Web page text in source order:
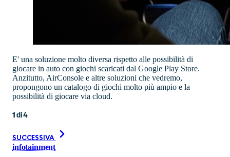
E' una soluzione molto diversa rispetto alle possibilità di
giocare in auto con giochi scaricati dal Google Play Store.
Anzitutto, AirConsole e altre soluzioni che vedremo,
propongono un catalogo di giochi molto più ampio e la
possibilità di giocare via cloud.
1di4
SUCCESSIVA
infotainment